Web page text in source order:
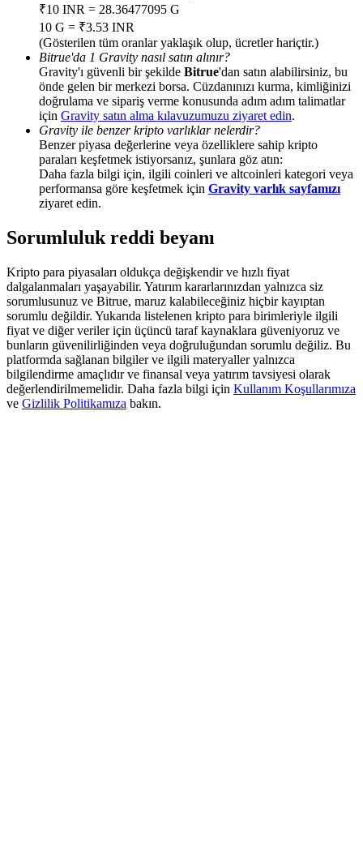
Deposit CASHCAT & Win
Share 500000 CASHCAT prize pool
Exclusive for BitMart Users
Register & Trade to Win 500,000 USDT
Precious Metals Trading Carnival
Trade Gold & Silver · 33,333 USDT Bonus
USDT New User Exclusive 10% APR
USDT Flexible Staking | Daily Rewards
₹10 INR = 28.36477095 G
10 G = ₹3.53 INR
(Gösterilen tüm oranlar yaklaşık olup, ücretler hariçtir.)
Bitrue'da 1 Gravity nasıl satın alınır?
Gravity'ı güvenli bir şekilde Bitrue'dan satın alabilirsiniz, bu
önde gelen bir merkezi borsa. Cüzdanınızı kurma, kimliğinizi
doğrulama ve sipariş verme konusunda adım adım talimatlar
için Gravity satın alma kılavuzumuzu ziyaret edin.
Gravity ile benzer kripto varlıklar nelerdir?
Benzer piyasa değerlerine veya özelliklere sahip kripto
paraları keşfetmek istiyorsanız, şunlara göz atın:
Daha fazla bilgi için, ilgili coinleri ve altcoinleri kategori veya
performansa göre keşfetmek için Gravity varlık sayfamızı
ziyaret edin.
Sorumluluk reddi beyanı
Kripto para piyasaları oldukça değişkendir ve hızlı fiyat
dalgalanmaları yaşayabilir. Yatırım kararlarınızdan yalnızca siz
sorumlusunuz ve Bitrue, maruz kalabileceğiniz hiçbir kayıptan
sorumlu değildir. Yukarıda listelenen kripto para birimleriyle ilgili
fiyat ve diğer veriler için üçüncü taraf kaynaklara güveniyoruz ve
bunların güvenilirliğinden veya doğruluğundan sorumlu değiliz. Bu
platformda sağlanan bilgiler ve ilgili materyaller yalnızca
bilgilendirme amaçlıdır ve finansal veya yatırım tavsiyesi olarak
değerlendirilmemelidir. Daha fazla bilgi için Kullanım Koşullarımıza
ve Gizlilik Politikamıza bakın.